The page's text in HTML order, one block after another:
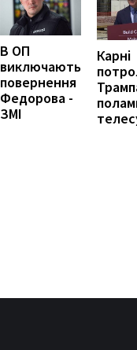
В ОП
виключають
повернення
Федорова -
ЗМІ
Карні